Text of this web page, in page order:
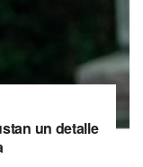
un detalle